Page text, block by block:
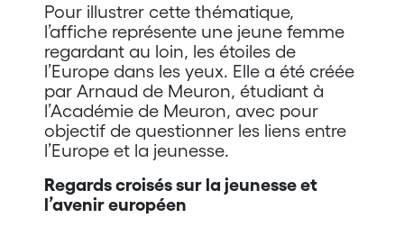
Pour illustrer cette thématique,
l’affiche représente une jeune femme
regardant au loin, les étoiles de
l’Europe dans les yeux. Elle a été créée
par Arnaud de Meuron, étudiant à
l’Académie de Meuron, avec pour
objectif de questionner les liens entre
l’Europe et la jeunesse.
Regards croisés sur la jeunesse et
l’avenir européen